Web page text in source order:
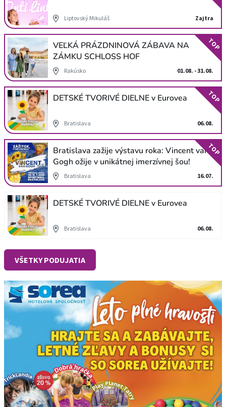
Liptovský Mikuláš Zajtra
VEĽKÁ PRÁZDNINOVÁ ZÁBAVA NA
ZÁMKU SCHLOSS HOF
Rakúsko 01.08. - 31.08.
TOP
DETSKÉ TVORIVÉ DIELNE v Eurovea
Bratislava 06.08.
TOP
Bratislava zažije výstavu roka: Vincent van
Gogh ožije v unikátnej imerzívnej šou!
Bratislava 16.07.
TOP
DETSKÉ TVORIVÉ DIELNE v Eurovea
Bratislava 06.08.
VŠETKY PODUJATIA